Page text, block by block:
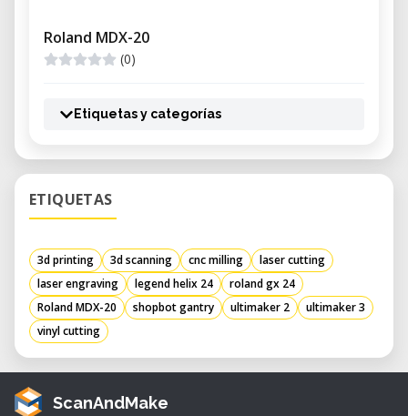
Roland MDX-20
(0)
Etiquetas y categorías
ETIQUETAS
3d printing 3d scanning cnc milling
laser cutting
laser engraving
legend helix 24
roland gx 24
Roland MDX-20
shopbot gantry ultimaker 2
ultimaker 3
vinyl cutting
ScanAndMake